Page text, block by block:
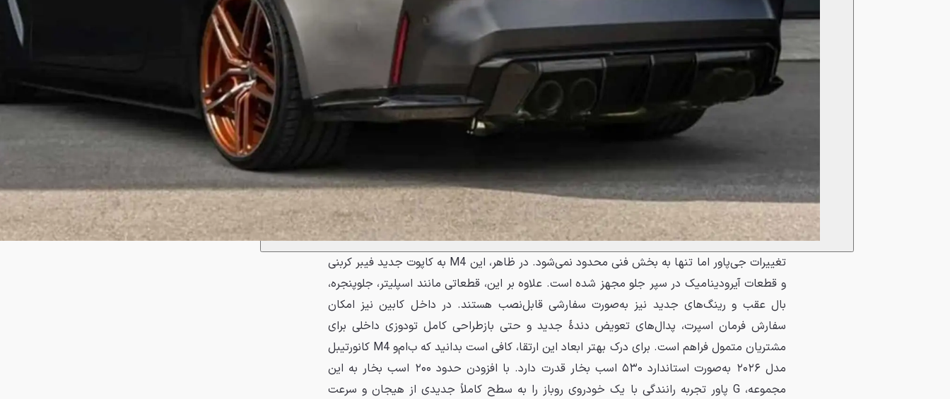
تغییرات جی‌پاور اما تنها به بخش فنی محدود نمی‌شود. در ظاهر، این M4 به کاپوت جدید فیبر کربنی
و قطعات آیرودینامیک در سپر جلو مجهز شده است. علاوه بر این، قطعاتی مانند اسپلیتر، جلوپنجره،
بال عقب و رینگ‌های جدید نیز به‌صورت سفارشی قابل‌نصب هستند. در داخل کابین نیز امکان
سفارش فرمان اسپرت، پدال‌های تعویض دندهٔ جدید و حتی بازطراحی کامل تودوزی داخلی برای
مشتریان متمول فراهم است. برای درک بهتر ابعاد این ارتقا، کافی است بدانید که ب‌ام‌و M4 کانورتیبل
مدل ۲۰۲۶ به‌صورت استاندارد ۵۳۰ اسب بخار قدرت دارد. با افزودن حدود ۲۰۰ اسب بخار به این
مجموعه، G پاور تجربه رانندگی با یک خودروی روباز را به سطح کاملاً جدیدی از هیجان و سرعت